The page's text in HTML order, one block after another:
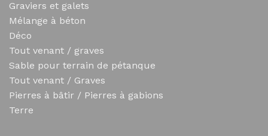
Graviers et galets
Mélange à béton
Déco
Tout venant / graves
Sable pour terrain de pétanque
Tout venant / Graves
Pierres à bâtir / Pierres à gabions
Terre